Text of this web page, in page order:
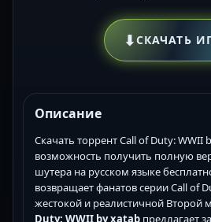
⬇СКАЧАТЬ
Описание
Скачать торрент Call of Duty: WWII
возможность получить полную
шутера на русском языке
возвращает фанатов серии Call of
жестокой и реалистичной Второй
Duty: WWII by xatab предлагает